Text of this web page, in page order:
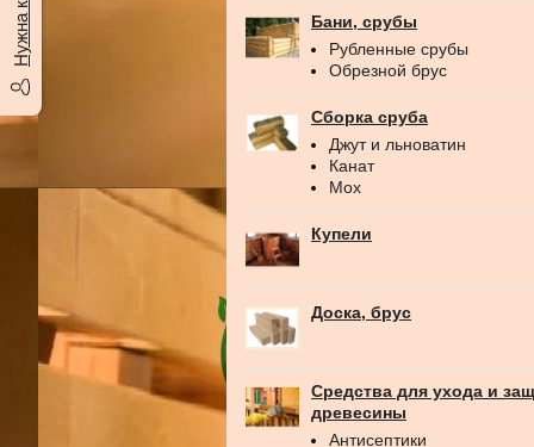
Бани, срубы
Рубленные срубы
Обрезной брус
Сборка сруба
Джут и льноватин
Канат
Мох
Купели
Доска, брус
Средства для ухода и
древесины
Антисептики